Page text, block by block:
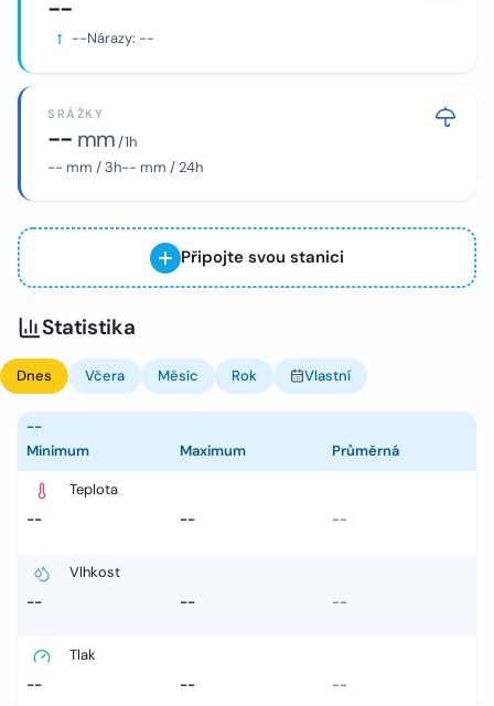
--
--Nárazy: --
SRÁŽKY
-- mm/ 1h
-- mm / 3h-- mm / 24h
Připojte svou stanici
Statistika
Dnes Včera Měsíc Rok Vlastní
--
Minimum
Maximum Průměrná
Teplota
--
-- --
Vlhkost
--
-- --
Tlak
--
-- --